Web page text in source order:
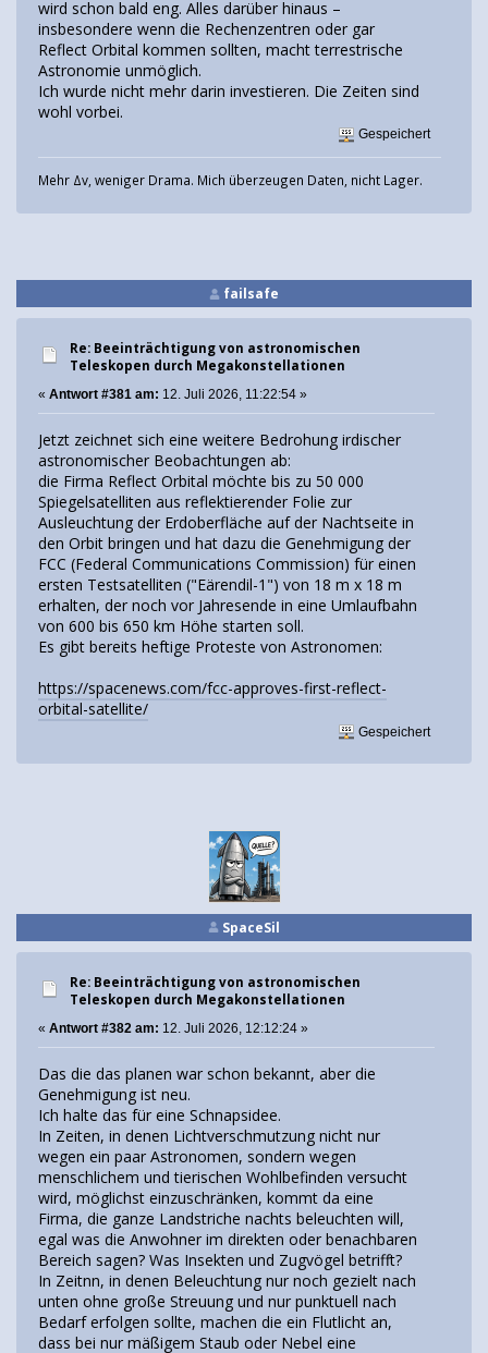
wird schon bald eng. Alles darüber hinaus –
insbesondere wenn die Rechenzentren oder gar
Reflect Orbital kommen sollten, macht terrestrische
Astronomie unmöglich.
Ich wurde nicht mehr darin investieren. Die Zeiten sind
wohl vorbei.
Gespeichert
Mehr Δv, weniger Drama. Mich überzeugen Daten, nicht Lager.
failsafe
Re: Beeinträchtigung von astronomischen
Teleskopen durch Megakonstellationen
« Antwort #381 am: 12. Juli 2026, 11:22:54 »
Jetzt zeichnet sich eine weitere Bedrohung irdischer
astronomischer Beobachtungen ab:
die Firma Reflect Orbital möchte bis zu 50 000
Spiegelsatelliten aus reflektierender Folie zur
Ausleuchtung der Erdoberfläche auf der Nachtseite in
den Orbit bringen und hat dazu die Genehmigung der
FCC (Federal Communications Commission) für einen
ersten Testsatelliten ("Eärendil-1") von 18 m x 18 m
erhalten, der noch vor Jahresende in eine Umlaufbahn
von 600 bis 650 km Höhe starten soll.
Es gibt bereits heftige Proteste von Astronomen:
https://spacenews.com/fcc-approves-first-reflect-
orbital-satellite/
Gespeichert
SpaceSil
Re: Beeinträchtigung von astronomischen
Teleskopen durch Megakonstellationen
« Antwort #382 am: 12. Juli 2026, 12:12:24 »
Das die das planen war schon bekannt, aber die
Genehmigung ist neu.
Ich halte das für eine Schnapsidee.
In Zeiten, in denen Lichtverschmutzung nicht nur
wegen ein paar Astronomen, sondern wegen
menschlichem und tierischen Wohlbefinden versucht
wird, möglichst einzuschränken, kommt da eine
Firma, die ganze Landstriche nachts beleuchten will,
egal was die Anwohner im direkten oder benachbaren
Bereich sagen? Was Insekten und Zugvögel betrifft?
In Zeitnn, in denen Beleuchtung nur noch gezielt nach
unten ohne große Streuung und nur punktuell nach
Bedarf erfolgen sollte, machen die ein Flutlicht an,
dass bei nur mäßigem Staub oder Nebel eine